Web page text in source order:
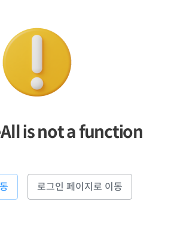
is not a function
로그인 페이지로 이동